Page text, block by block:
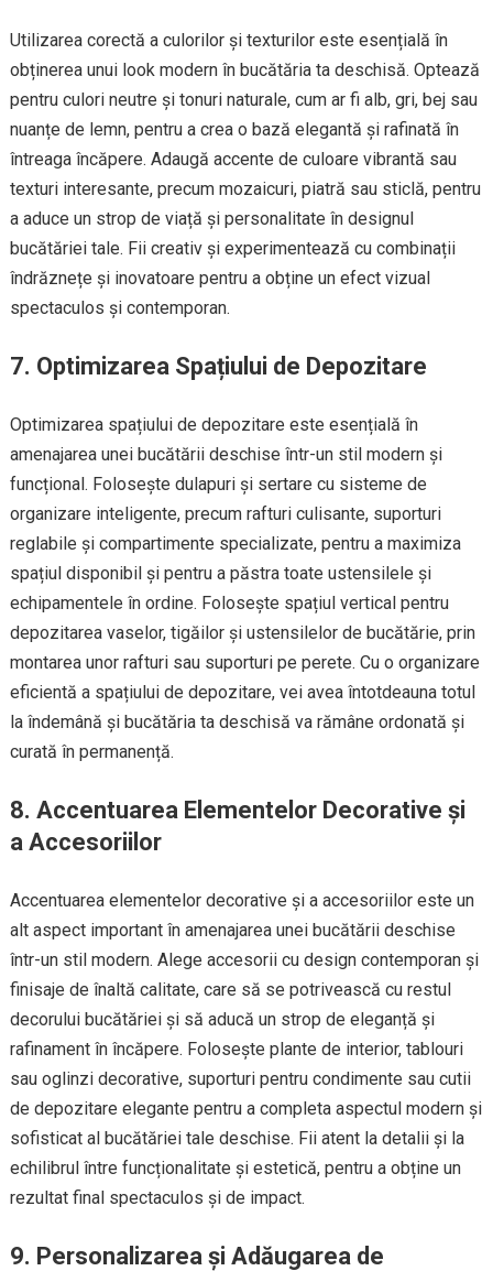
Utilizarea corectă a culorilor și texturilor este esențială în
obținerea unui look modern în bucătăria ta deschisă. Optează
pentru culori neutre și tonuri naturale, cum ar fi alb, gri, bej sau
nuanțe de lemn, pentru a crea o bază elegantă și rafinată în
întreaga încăpere. Adaugă accente de culoare vibrantă sau
texturi interesante, precum mozaicuri, piatră sau sticlă, pentru
a aduce un strop de viață și personalitate în designul
bucătăriei tale. Fii creativ și experimentează cu combinații
îndrăznețe și inovatoare pentru a obține un efect vizual
spectaculos și contemporan.
7. Optimizarea Spațiului de Depozitare
Optimizarea spațiului de depozitare este esențială în
amenajarea unei bucătării deschise într-un stil modern și
funcțional. Folosește dulapuri și sertare cu sisteme de
organizare inteligente, precum rafturi culisante, suporturi
reglabile și compartimente specializate, pentru a maximiza
spațiul disponibil și pentru a păstra toate ustensilele și
echipamentele în ordine. Folosește spațiul vertical pentru
depozitarea vaselor, tigăilor și ustensilelor de bucătărie, prin
montarea unor rafturi sau suporturi pe perete. Cu o organizare
eficientă a spațiului de depozitare, vei avea întotdeauna totul
la îndemână și bucătăria ta deschisă va rămâne ordonată și
curată în permanență.
8. Accentuarea Elementelor Decorative și
a Accesoriilor
Accentuarea elementelor decorative și a accesoriilor este un
alt aspect important în amenajarea unei bucătării deschise
într-un stil modern. Alege accesorii cu design contemporan și
finisaje de înaltă calitate, care să se potrivească cu restul
decorului bucătăriei și să aducă un strop de eleganță și
rafinament în încăpere. Folosește plante de interior, tablouri
sau oglinzi decorative, suporturi pentru condimente sau cutii
de depozitare elegante pentru a completa aspectul modern și
sofisticat al bucătăriei tale deschise. Fii atent la detalii și la
echilibrul între funcționalitate și estetică, pentru a obține un
rezultat final spectaculos și de impact.
9. Personalizarea și Adăugarea de